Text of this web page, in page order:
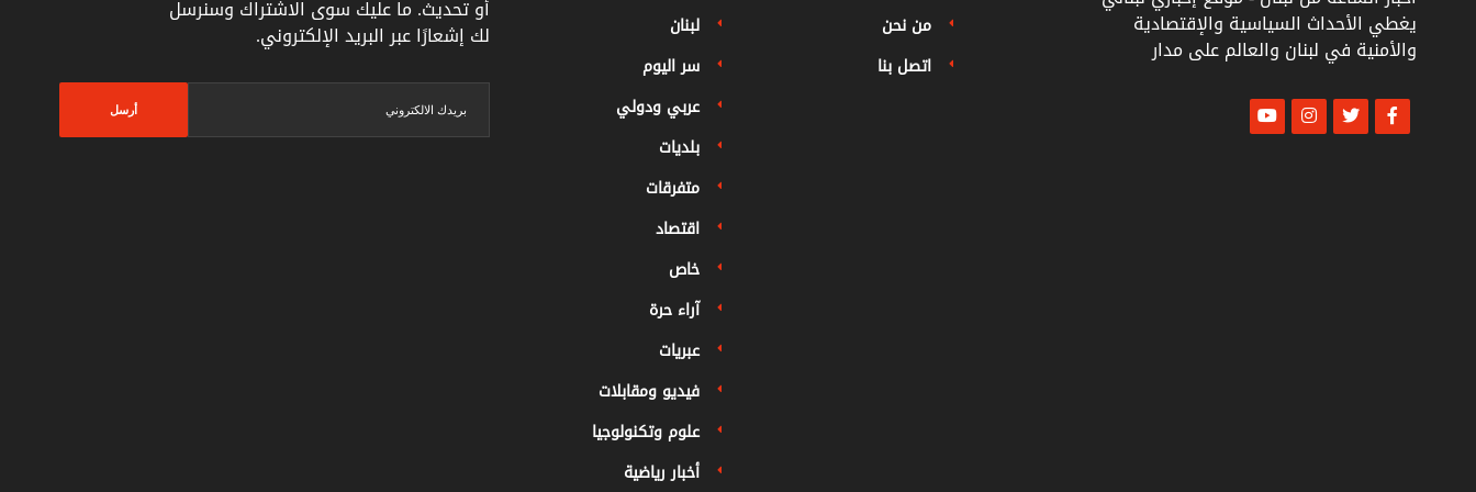
أو تحديث. ما عليك سوى الاشتراك وسنرسل
لك إشعارًا عبر البريد الإلكتروني.
أرسل
لبنان
سر اليوم
عربي ودولي
بلديات
متفرقات
اقتصاد
خاص
آراء حرة
عبريات
فيديو ومقابلات
علوم وتكنولوجيا
أخبار رياضية
من نحن
اتصل بنا
يغطي الأحداث السياسية والإقتصادية
والأمنية في لبنان والعالم على مدار